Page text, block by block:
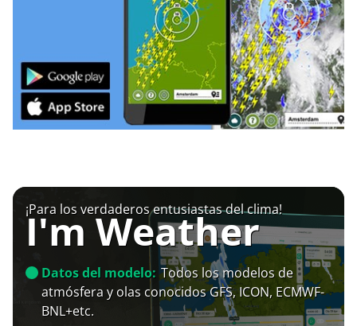
¡Para los verdaderos entusiastas del clima!
I'm Weather
Datos del modelo: Todos los modelos de
atmósfera y olas conocidos GFS, ICON, ECMWF-
BNL+etc.